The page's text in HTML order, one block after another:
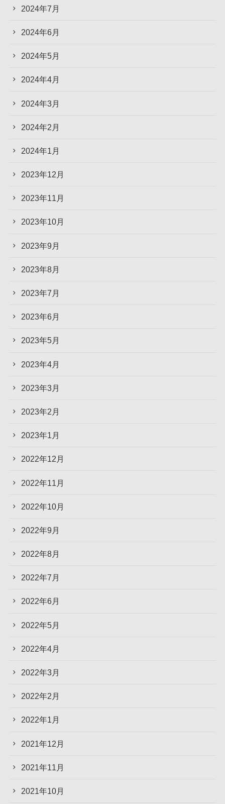
2024年7月
2024年6月
2024年5月
2024年4月
2024年3月
2024年2月
2024年1月
2023年12月
2023年11月
2023年10月
2023年9月
2023年8月
2023年7月
2023年6月
2023年5月
2023年4月
2023年3月
2023年2月
2023年1月
2022年12月
2022年11月
2022年10月
2022年9月
2022年8月
2022年7月
2022年6月
2022年5月
2022年4月
2022年3月
2022年2月
2022年1月
2021年12月
2021年11月
2021年10月